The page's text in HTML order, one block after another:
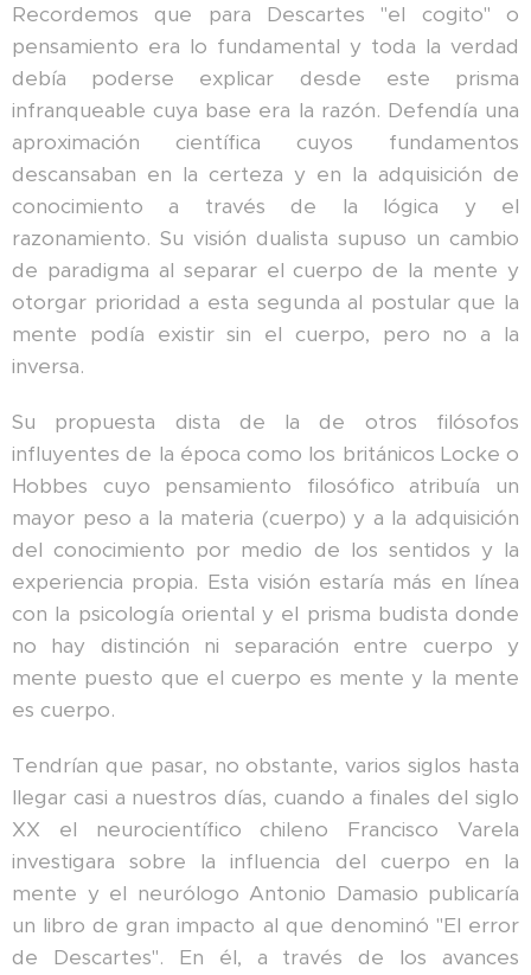
Recordemos que para Descartes "el cogito" o
pensamiento era lo fundamental y toda la verdad
debía poderse explicar desde este prisma
infranqueable cuya base era la razón. Defendía una
aproximación científica cuyos fundamentos
descansaban en la certeza y en la adquisición de
conocimiento a través de la lógica y el
razonamiento. Su visión dualista supuso un cambio
de paradigma al separar el cuerpo de la mente y
otorgar prioridad a esta segunda al postular que la
mente podía existir sin el cuerpo, pero no a la
inversa.
Su propuesta dista de la de otros filósofos
influyentes de la época como los británicos Locke o
Hobbes cuyo pensamiento filosófico atribuía un
mayor peso a la materia (cuerpo) y a la adquisición
del conocimiento por medio de los sentidos y la
experiencia propia. Esta visión estaría más en línea
con la psicología oriental y el prisma budista donde
no hay distinción ni separación entre cuerpo y
mente puesto que el cuerpo es mente y la mente
es cuerpo.
Tendrían que pasar, no obstante, varios siglos hasta
llegar casi a nuestros días, cuando a finales del siglo
XX el neurocientífico chileno Francisco Varela
investigara sobre la influencia del cuerpo en la
mente y el neurólogo Antonio Damasio publicaría
un libro de gran impacto al que denominó "El error
de Descartes". En él, a través de los avances